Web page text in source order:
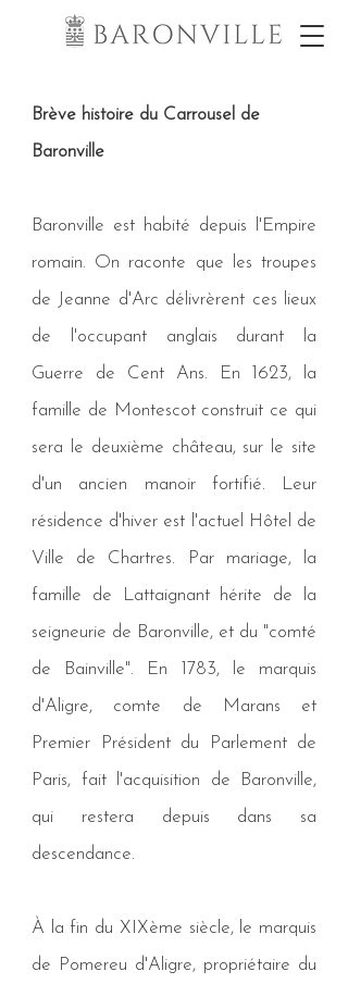
Brève histoire du Carrousel de
Baronville
Baronville est habité depuis l'Empire
romain. On raconte que les troupes
de Jeanne d'Arc délivrèrent ces lieux
de l'occupant anglais durant la
Guerre de Cent Ans. En 1623, la
famille de Montescot construit ce qui
sera le deuxième château, sur le site
d'un ancien manoir fortifié. Leur
résidence d'hiver est l'actuel Hôtel de
Ville de Chartres. Par mariage, la
famille de Lattaignant hérite de la
seigneurie de Baronville, et du "comté
de Bainville". En 1783, le marquis
d'Aligre, comte de Marans et
Premier Président du Parlement de
Paris, fait l'acquisition de Baronville,
qui restera depuis dans sa
descendance.
À la fin du XIXème siècle, le marquis
de Pomereu d'Aligre, propriétaire du